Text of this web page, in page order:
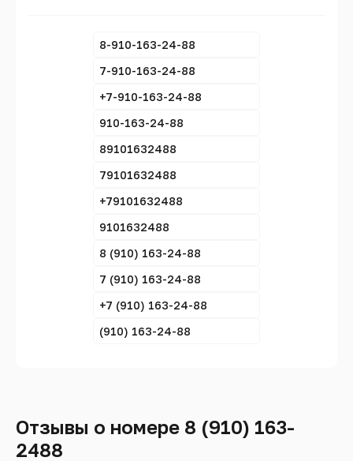
8-910-163-24-88
7-910-163-24-88
+7-910-163-24-88
910-163-24-88
89101632488
79101632488
+79101632488
9101632488
8 (910) 163-24-88
7 (910) 163-24-88
+7 (910) 163-24-88
(910) 163-24-88
Отзывы о номере 8 (910) 163-
2488